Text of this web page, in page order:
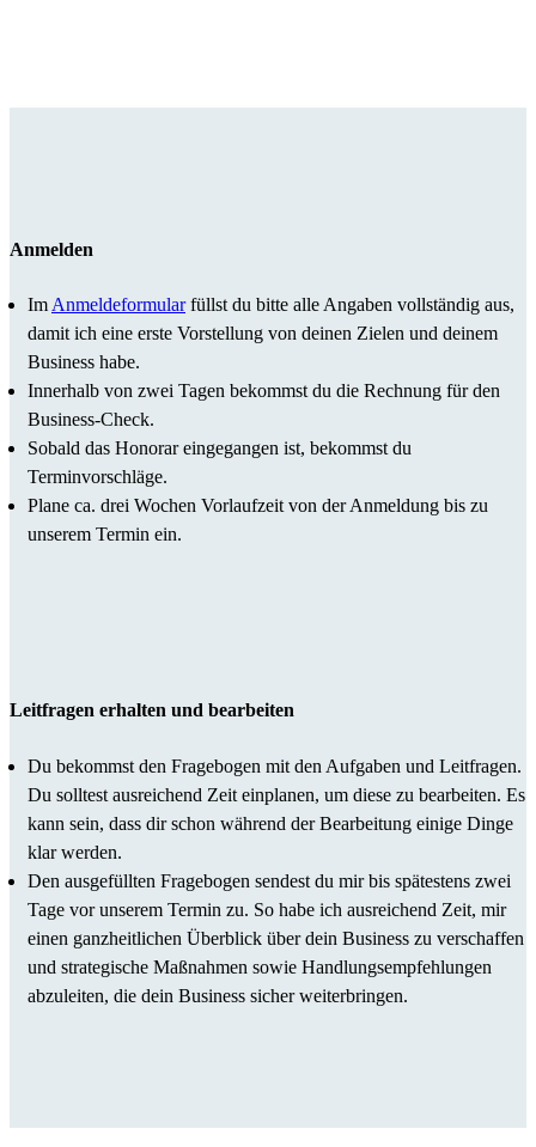
Anmelden
Im Anmeldeformularfüllst du bitte alle Angaben vollständig aus,
damit ich eine erste Vorstellung von deinen Zielen und deinem
Business habe.
Innerhalb von zwei Tagen bekommst du die Rechnung für den
Business-Check.
Sobald das Honorar eingegangen ist, bekommst du
Terminvorschläge.
Plane ca. drei Wochen Vorlaufzeit von der Anmeldung bis zu
unserem Termin ein.
Leitfragen erhalten und bearbeiten
Du bekommst den Fragebogen mit den Aufgaben und Leitfragen.
Du solltest ausreichend Zeit einplanen, um diese zu bearbeiten. Es
kann sein, dass dir schon während der Bearbeitung einige Dinge
klar werden.
Den ausgefüllten Fragebogen sendest du mir bis spätestens zwei
Tage vor unserem Termin zu. So habe ich ausreichend Zeit, mir
einen ganzheitlichen Überblick über dein Business zu verschaffen
und strategische Maßnahmen sowie Handlungsempfehlungen
abzuleiten, die dein Business sicher weiterbringen.